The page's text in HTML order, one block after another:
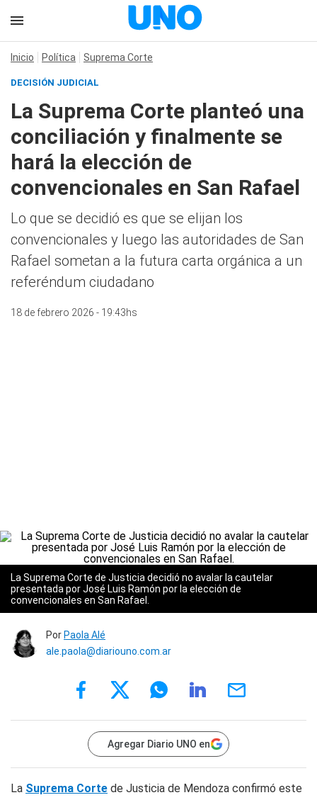
Inicio Política Suprema Corte
DECISIÓN JUDICIAL
La Suprema Corte planteó una
conciliación y finalmente se
hará la elección de
convencionales en San Rafael
Lo que se decidió es que se elijan los
convencionales y luego las autoridades de San
Rafael sometan a la futura carta orgánica a un
referéndum ciudadano
18 de febrero 2026 - 19:43hs
La Suprema Corte de Justicia decidió no avalar la cautelar
presentada por José Luis Ramón por la elección de
convencionales en San Rafael.
Por Paola Alé
ale.paola@diariouno.com.ar
Agregar Diario UNO en
La Suprema Corte de Justicia de Mendoza confirmó este